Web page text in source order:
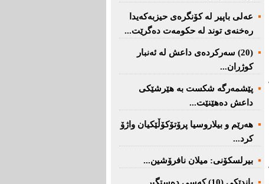
عەلی باپیر لە کۆنگرەی حیزبەکەیدا
رەخنەی توند لە حکومەت دەگرێت...
(20) سه‌ركرده‌ی داعش لە ئەنبار
کوژران...
پێشمەرگە شكست بە هێرشێكی
داعش دەهێنێت...
هەرێم و بیلاروسیا پرۆتۆکۆڵێکیان واژۆ
کرد...
بیرلسكۆنی: میلان نافرۆشین...